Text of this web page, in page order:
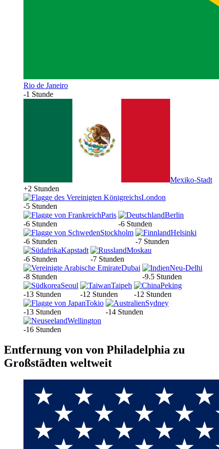
Rio de Janeiro
-1 Stunde
Mexiko-Stadt
+2 Stunden
London
-5 Stunden
Paris
-6 Stunden
Berlin
-6 Stunden
Stockholm
-6 Stunden
Helsinki
-7 Stunden
Kapstadt
-6 Stunden
Moskau
-7 Stunden
Dubai
-8 Stunden
Neu-Delhi
-9.5 Stunden
Seoul
-13 Stunden
Taipeh
-12 Stunden
Peking
-12 Stunden
Tokio
-13 Stunden
Sydney
-14 Stunden
Wellington
-16 Stunden
Entfernung von von Philadelphia zu
Großstädten weltweit